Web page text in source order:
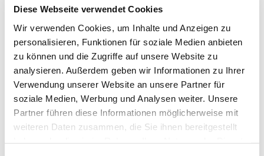
Diese Webseite verwendet Cookies
Wir verwenden Cookies, um Inhalte und Anzeigen zu
personalisieren, Funktionen für soziale Medien anbieten
zu können und die Zugriffe auf unsere Website zu
analysieren. Außerdem geben wir Informationen zu Ihrer
Verwendung unserer Website an unsere Partner für
soziale Medien, Werbung und Analysen weiter. Unsere
Partner führen diese Informationen möglicherweise mit
weiteren Daten zusammen, die Sie ihnen bereitgestellt
Deutschenfehde von 1789–1790, die zusammen mit
zwischen dänischen und deutschen Interessen
ausführlich beschrieben ist bei Jensen, J. 1994 S. 116-
21, Beyer+Jensen 2000 S. 96-101 und Politiken Bd 9
S. 515-20
Glückliche Zeiten 1784-97
„Politikens Danmarkshistorie“ beschreibt die Jahre
von 1784-97 in Band 10 jedoch als die vielleicht